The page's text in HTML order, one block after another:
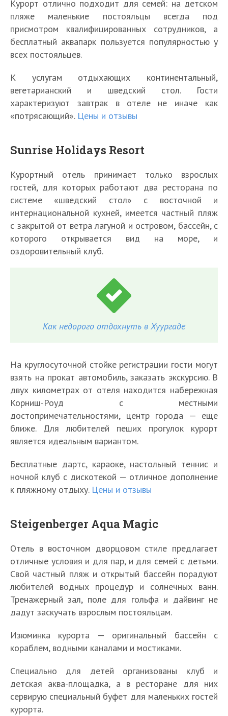
Курорт отлично подходит для семей: на детском
пляже маленькие постояльцы всегда под
присмотром квалифицированных сотрудников, а
бесплатный аквапарк пользуется популярностью у
всех постояльцев.
К услугам отдыхающих континентальный,
вегетарианский и шведский стол. Гости
характеризуют завтрак в отеле не иначе как
«потрясающий». Цены и отзывы
Sunrise Holidays Resort
Курортный отель принимает только взрослых
гостей, для которых работают два ресторана по
системе «шведский стол» с восточной и
интернациональной кухней, имеется частный пляж
с закрытой от ветра лагуной и островом, бассейн, с
которого открывается вид на море, и
оздоровительный клуб.
Как недорого отдохнуть в Хуургаде
На круглосуточной стойке регистрации гости могут
взять на прокат автомобиль, заказать экскурсию. В
двух километрах от отеля находится набережная
Корниш-Роуд с местными
достопримечательностями, центр города — еще
ближе. Для любителей пеших прогулок курорт
является идеальным вариантом.
Бесплатные дартс, караоке, настольный теннис и
ночной клуб с дискотекой — отличное дополнение
к пляжному отдыху. Цены и отзывы
Steigenberger Aqua Magic
Отель в восточном дворцовом стиле предлагает
отличные условия и для пар, и для семей с детьми.
Свой частный пляж и открытый бассейн порадуют
любителей водных процедур и солнечных ванн.
Тренажерный зал, поле для гольфа и дайвинг не
дадут заскучать взрослым постояльцам.
Изюминка курорта — оригинальный бассейн с
кораблем, водными каналами и мостиками.
Специально для детей организованы клуб и
детская аква-площадка, а в ресторане для них
сервирую специальный буфет для маленьких гостей
курорта.